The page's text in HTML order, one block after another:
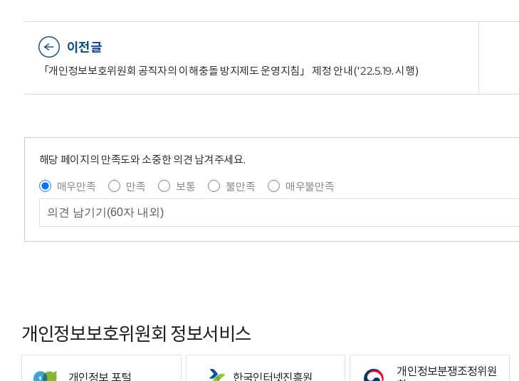
이전글
「개인정보보호위원회 공직자의 이해충돌 방지제도 운영지침」 제정 안내('22.5.19. 시행)
해당 페이지의 만족도와 소중한 의견 남겨주세요.
매우만족
만족 보통 불만족
매우불만족
개인정보보호위원회 정보서비스
개인정보 포털 한국인터넷진흥원
개인정보분쟁조정위원